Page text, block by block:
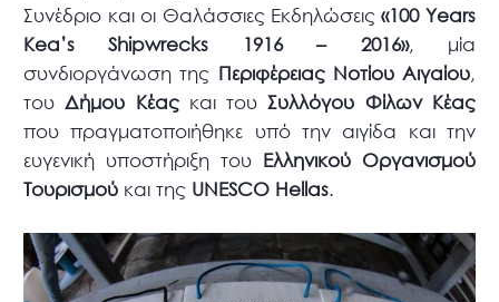
Συνέδριο και οι Θαλάσσιες Εκδηλώσεις«100 Years
Kea’s Shipwrecks 1916 – 2016», μία
συνδιοργάνωση της Περιφέρειας Νοτίου Αιγαίου,
του Δήμου Κέαςκαι τουΣυλλόγου Φίλων Κέας
που πραγματοποιήθηκε υπό την αιγίδα και την
ευγενική υποστήριξη του Ελληνικού Οργανισμού
Τουρισμού και της UNESCO Hellas.